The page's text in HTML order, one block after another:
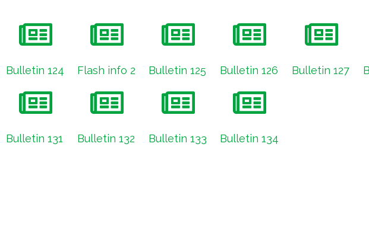
Bulletin 124
Bulletin 131
Flash info 2
Bulletin 132
Bulletin 125
Bulletin 133
Bulletin 126
Bulletin 134
Bulletin 127